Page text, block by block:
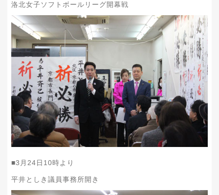
洛北女子ソフトボールリーグ開幕戦
■3 月 24日 10時より
平井としき議員事務所開き